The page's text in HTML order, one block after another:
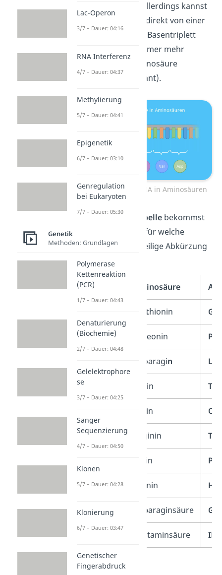
steht. Allerdings kannst
du (meistens)
direkt von einer
Aminosäure auf das Basentriplett
schließen, da fast immer mehr
Codons für eine Aminosäure
existieren (=redundant).
Codierung einer mRNA in Aminosäuren
In der folgenden Tabelle bekommst
du einen Überblick, für welche
Aminosäure die jeweilige Abkürzung
steht.
Abkürzung Aminosäure
Methionin Gly
Thr eonin
paragin Leu
Lys in Tyr
in Cys
Arg Arginin Trp
in Pro
Ala nin His
Asp Asparaginsäure Gln
Glutaminsäure Ile
Lac-Operon
3/7 – Dauer: 04:16
RNA Interferenz
4/7 – Dauer: 04:37
Methylierung
5/7 – Dauer: 04:41
Epigenetik
6/7 – Dauer: 03:10
Genregulation
bei Eukaryoten
7/7 – Dauer: 05:30
Genetik
Methoden: Grundlagen
Polymerase
Kettenreaktion
(PCR)
1/7 – Dauer: 04:43
Denaturierung
(Biochemie)
2/7 – Dauer: 04:48
Gelelektrophore
se
3/7 – Dauer: 04:25
Sanger
Sequenzierung
4/7 – Dauer: 04:50
Klonen
5/7 – Dauer: 04:28
Klonierung
6/7 – Dauer: 03:47
Genetischer
Fingerabdruck